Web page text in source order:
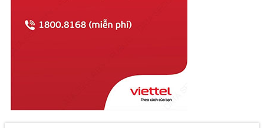
Vĩnh Phúc
Vũng Tàu